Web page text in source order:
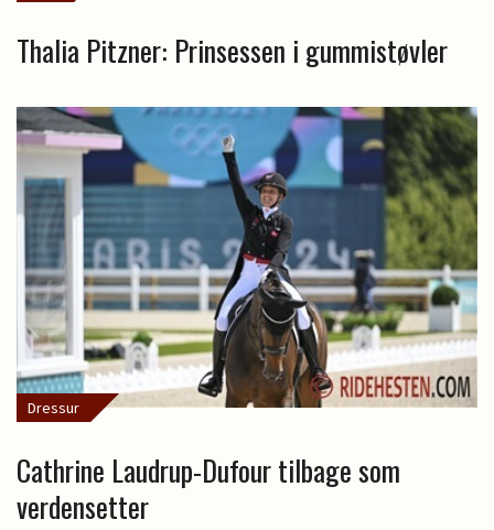
Thalia Pitzner: Prinsessen i gummistøvler
Dressur
Cathrine Laudrup-Dufour tilbage som
verdensetter